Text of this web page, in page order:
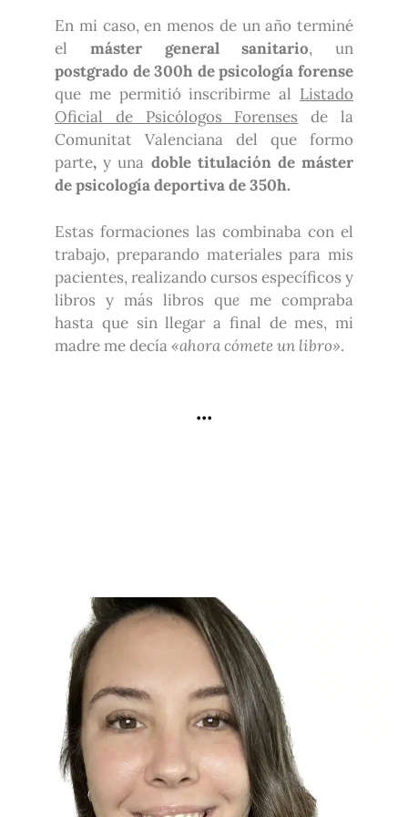
En mi caso, en menos de un año terminé
el máster general sanitario, un
postgrado de 300h de psicología forense
que me permitió inscribirme al Listado
Oficial de Psicólogos Forenses de la
Comunitat Valenciana del que formo
parte, y una doble titulación de máster
de psicología deportiva de 350h.
Estas formaciones las combinaba con el
trabajo, preparando materiales para mis
pacientes, realizando cursos específicos y
libros y más libros que me compraba
hasta que sin llegar a final de mes, mi
madre me decía«ahora cómete un libro».
...